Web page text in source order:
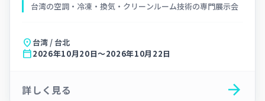
台湾の空調・冷凍・換気・クリーンルーム技術の専門展示会
location_on台湾 / 台北
calendar_today2026年10月20日～2026年10月22日
詳しく見る arrow_forward